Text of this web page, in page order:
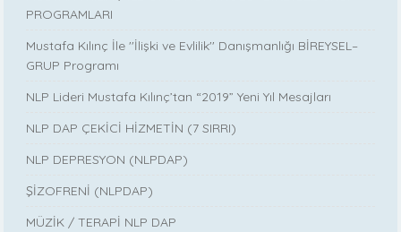
PROGRAMLARI
Mustafa Kılınç İle ''İlişki ve Evlilik'' Danışmanlığı BİREYSEL–
GRUP Programı
NLP Lideri Mustafa Kılınç’tan “2019” Yeni Yıl Mesajları
NLP DAP ÇEKİCİ HİZMETİN (7 SIRRI)
NLP DEPRESYON (NLPDAP)
ŞİZOFRENİ (NLPDAP)
MÜZİK / TERAPİ NLP DAP